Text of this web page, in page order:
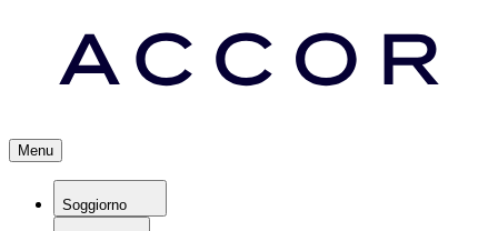
Menu
Soggiorno